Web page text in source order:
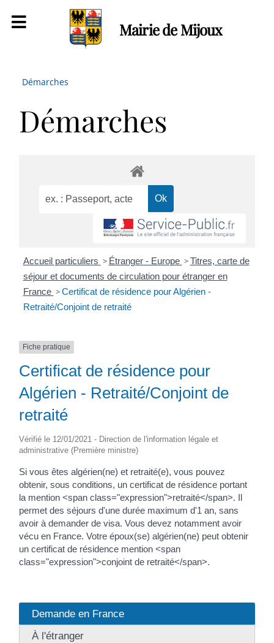
Mairie de Mijoux
Démarches
Démarches
Accueil particuliers > Étranger - Europe > Titres, carte de
séjour et documents de circulation pour étranger en
France > Certificat de résidence pour Algérien -
Retraité/Conjoint de retraité
Fiche pratique
Certificat de résidence pour
Algérien - Retraité/Conjoint de
retraité
Vérifié le 12/01/2021 - Direction de l'information légale et
administrative (Première ministre)
Si vous êtes algérien(ne) et retraité(e), vous pouvez
obtenir, sous conditions, un certificat de résidence portant
la mention <span class="expression">retraité</span>. Il
permet des séjours d'une durée maximum d'1 an, sans
avoir à demander de visa. Vous devez notamment avoir
vécu en France. Votre époux(se) algérien(ne) peut obtenir
un certificat de résidence mention <span
class="expression">conjoint de retraité</span>.
Demande en France
À l'étranger